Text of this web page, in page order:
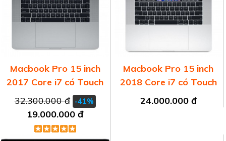
Macbook Pro 15 inch
2017 Core i7 có Touch
Bar
32.300.000 đ -41%
19.000.000 đ
Macbook Pro 15 inch
2018 Core i7 có Touch
Bar
24.000.000 đ